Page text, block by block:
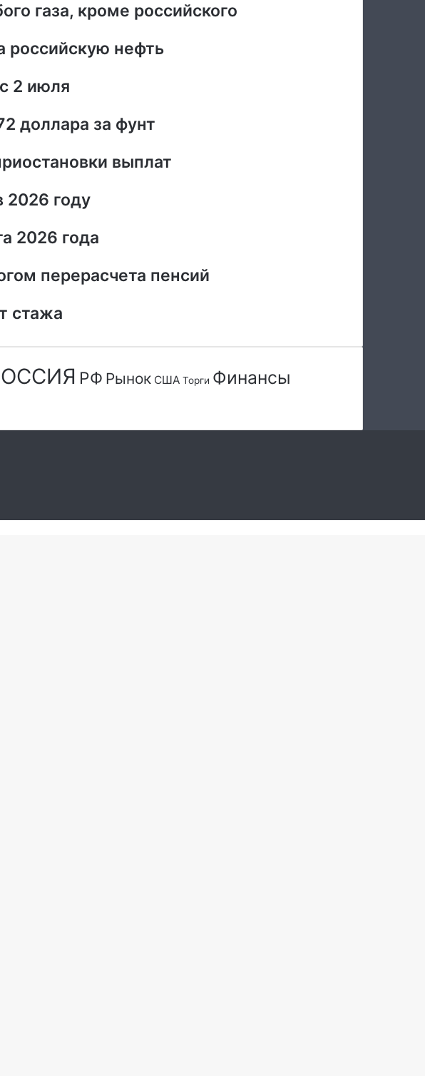
газа, кроме российского
российскую нефть
2 июля
доллара за фунт
выплат
2026 году
2026 года
перерасчета пенсий
стажа
РФ Рынок США Торги Финансы